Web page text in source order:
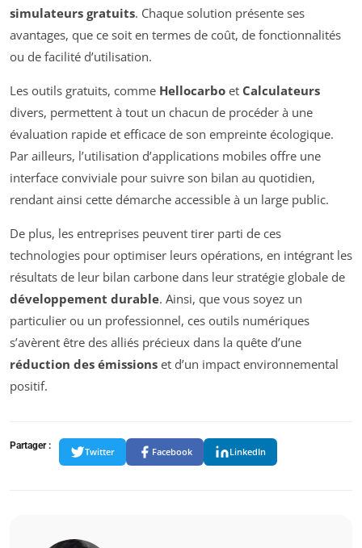
simulateurs gratuits. Chaque solution présente ses
avantages, que ce soit en termes de coût, de fonctionnalités
ou de facilité d’utilisation.
Les outils gratuits, comme Hellocarbo et Calculateurs
divers, permettent à tout un chacun de procéder à une
évaluation rapide et efficace de son empreinte écologique.
Par ailleurs, l’utilisation d’applications mobiles offre une
interface conviviale pour suivre son bilan au quotidien,
rendant ainsi cette démarche accessible à un large public.
De plus, les entreprises peuvent tirer parti de ces
technologies pour optimiser leurs opérations, en intégrant les
résultats de leur bilan carbone dans leur stratégie globale de
développement durable. Ainsi, que vous soyez un
particulier ou un professionnel, ces outils numériques
s’avèrent être des alliés précieux dans la quête d’une
réduction des émissions et d’un impact environnemental
positif.
Partager :
Twitter Facebook LinkedIn